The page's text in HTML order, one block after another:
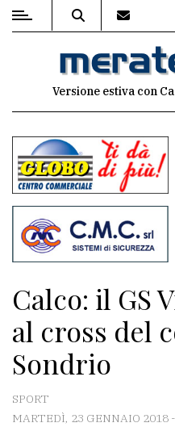
MENU
commenti
Contenuti
del
sito
Associazioni
Meteo
CONTATTI
Versione estiva con
Calco: il GS
al cross del
Sondrio
SPORT
MARTEDÌ, 23 GENNAIO 2018